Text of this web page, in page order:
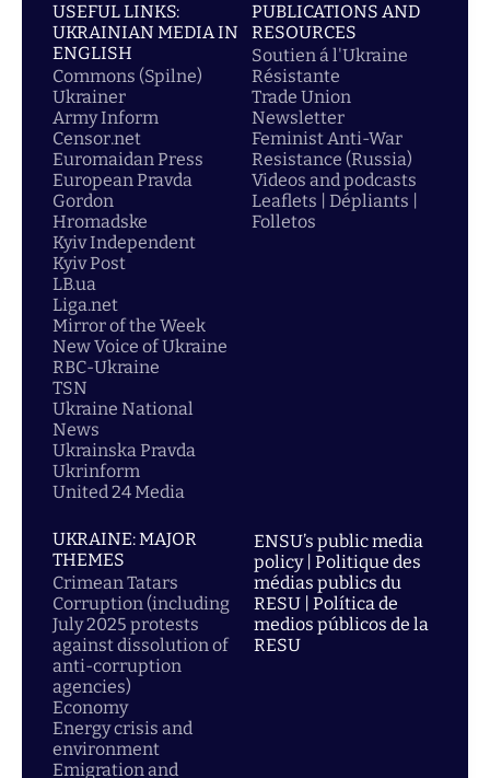
USEFUL LINKS:
UKRAINIAN MEDIA IN
ENGLISH
Commons (Spilne)
Ukrainer
Army Inform
Censor.net
Euromaidan Press
European Pravda
Gordon
Hromadske
Kyiv Independent
Kyiv Post
LB.ua
Liga.net
Mirror of the Week
New Voice of Ukraine
RBC-Ukraine
TSN
Ukraine National
News
Ukrainska Pravda
Ukrinform
United 24 Media
PUBLICATIONS AND
RESOURCES
Soutien á l'Ukraine
Résistante
Trade Union
Newsletter
Feminist Anti-War
Resistance (Russia)
Videos and podcasts
Leaflets | Dépliants |
Folletos
UKRAINE: MAJOR
THEMES
Crimean Tatars
Corruption (including
July 2025 protests
against dissolution of
anti-corruption
agencies)
Economy
Energy crisis and
environment
Emigration and
ENSU’s public media
policy | Politique des
médias publics du
RESU | Política de
medios públicos de la
RESU